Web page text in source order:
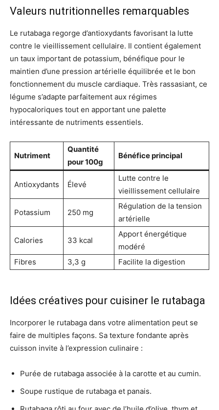
Valeurs nutritionnelles remarquables
Le rutabaga regorge d’antioxydants favorisant la lutte
contre le vieillissement cellulaire. Il contient également
un taux important de potassium, bénéfique pour le
maintien d’une pression artérielle équilibrée et le bon
fonctionnement du muscle cardiaque. Très rassasiant, ce
légume s’adapte parfaitement aux régimes
hypocaloriques tout en apportant une palette
intéressante de nutriments essentiels.
Nutriment
Quantité
pour 100g
Bénéfice principal
Antioxydants Élevé
Lutte contre le
vieillissement cellulaire
Potassium 250 mg
Régulation de la tension
artérielle
Calories 33 kcal
Apport énergétique
modéré
Fibres
3,3 g Facilite la digestion
Idées créatives pour cuisiner le rutabaga
Incorporer le rutabaga dans votre alimentation peut se
faire de multiples façons. Sa texture fondante après
cuisson invite à l’expression culinaire :
Purée de rutabaga associée à la carotte et au cumin.
Soupe rustique de rutabaga et panais.